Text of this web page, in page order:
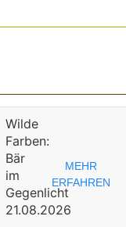
Wilde
Farben:
Bär
im
Gegenlicht
21.08.2026
MEHR
ERFAHREN